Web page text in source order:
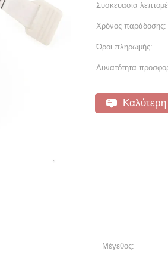
Συσκευασία
Χρόνος παράδοσης:
Όροι πληρωμής:
Δυνατότητα
Καλύτερη
Μέγεθος: